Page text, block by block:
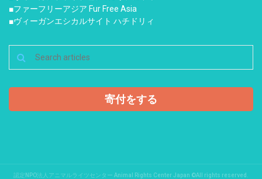
■ファーフリーアジア Fur Free Asia
■ヴィーガンエシカルサイト ハチドリィ
寄付をする
認定NPO法人アニマルライツセンター Animal Rights Center Japan ©All rights reserved.